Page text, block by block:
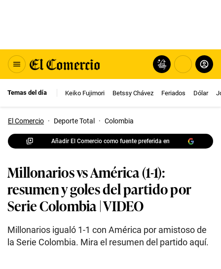
Temas del día Keiko Fujimori Betssy Chávez Feriados Dólar
El Comercio · Deporte Total · Colombia
Añadir El Comercio como fuente preferida en
Millonarios vs América (1-1):
resumen y goles del partido por
Serie Colombia | VIDEO
Millonarios igualó 1-1 con América por amistoso de
la Serie Colombia. Mira el resumen del partido aquí.